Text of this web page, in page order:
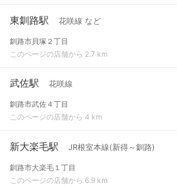
東釧路駅 花咲線 など
釧路市貝塚２丁目
このページの店舗から 2.7 km
武佐駅 花咲線
釧路市武佐４丁目
このページの店舗から 4 km
新大楽毛駅 JR根室本線(新得～釧路)
釧路市大楽毛１丁目
このページの店舗から 6.9 km